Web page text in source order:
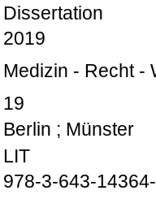
Dissertation
2019
Medizin - Recht -
19
Berlin ; Münster
LIT
978-3-643-